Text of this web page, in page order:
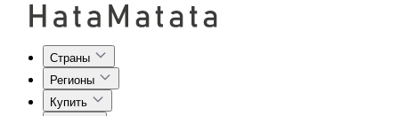
Страны
Регионы
Купить